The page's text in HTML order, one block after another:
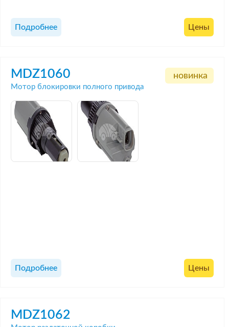
Подробнее Цены
MDZ1060
Мотор блокировки полного привода
новинка
Подробнее Цены
MDZ1062